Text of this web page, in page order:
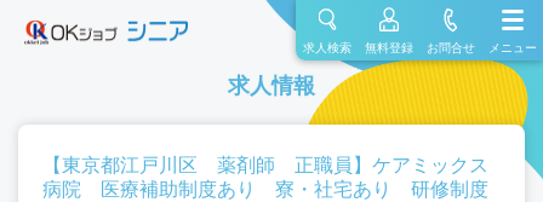
求人検索 無料登録 お問合せ メニュー
求人情報
【東京都江戸川区 薬剤師 正職員】ケアミックス
病院 医療補助制度あり 寮・社宅あり 研修制度